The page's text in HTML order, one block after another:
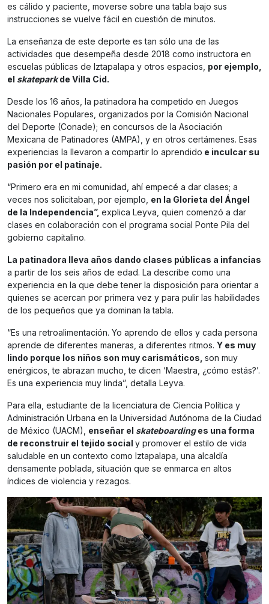
es cálido y paciente, moverse sobre una tabla bajo sus
instrucciones se vuelve fácil en cuestión de minutos.
La enseñanza de este deporte es tan sólo una de las
actividades que desempeña desde 2018 como instructora en
escuelas públicas de Iztapalapa y otros espacios, por ejemplo,
el skateparkde Villa Cid.
Desde los 16 años, la patinadora ha competido en Juegos
Nacionales Populares, organizados por la Comisión Nacional
del Deporte (Conade); en concursos de la Asociación
Mexicana de Patinadores (AMPA), y en otros certámenes. Esas
experiencias la llevaron a compartir lo aprendido e inculcar su
pasión por el patinaje.
“Primero era en mi comunidad, ahí empecé a dar clases; a
veces nos solicitaban, por ejemplo, en la Glorieta del Ángel
de la Independencia”, explica Leyva, quien comenzó a dar
clases en colaboración con el programa social Ponte Pila del
gobierno capitalino.
La patinadora lleva años dando clases públicas a infancias
a partir de los seis años de edad. La describe como una
experiencia en la que debe tener la disposición para orientar a
quienes se acercan por primera vez y para pulir las habilidades
de los pequeños que ya dominan la tabla.
“Es una retroalimentación. Yo aprendo de ellos y cada persona
aprende de diferentes maneras, a diferentes ritmos. Y es muy
lindo porque los niños son muy carismáticos, son muy
enérgicos, te abrazan mucho, te dicen ‘Maestra, ¿cómo estás?’.
Es una experiencia muy linda”, detalla Leyva.
Para ella, estudiante de la licenciatura de Ciencia Política y
Administración Urbana en la Universidad Autónoma de la Ciudad
de México (UACM), enseñar el skateboardinges una forma
de reconstruir el tejido social y promover el estilo de vida
saludable en un contexto como Iztapalapa, una alcaldía
densamente poblada, situación que se enmarca en altos
índices de violencia y rezagos.